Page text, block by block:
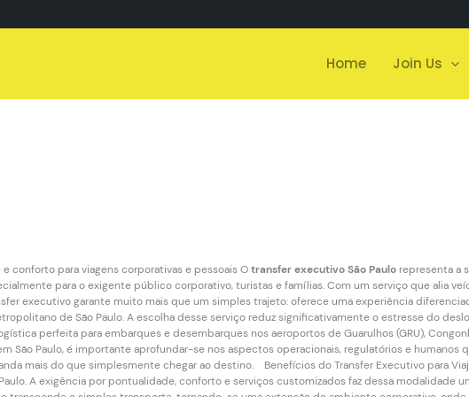
Home Join Us
conforto para viagens corporativas e pessoais Otransfer executivo São Paulo representa a
para o exigente público corporativo, turistas e famílias. Com um serviço que alia
executivo garante muito mais que um simples trajeto: oferece uma experiência
de São Paulo. A escolha desse serviço reduz significativamente o estresse do
perfeita para embarques e desembarques nos aeroportos de Guarulhos (GRU),
São Paulo, é importante aprofundar-se nos aspectos operacionais, regulatórios e humanos
mais do que simplesmente chegar ao destino. Benefícios do Transfer Executivo para
A exigência por pontualidade, conforto e serviços customizados faz dessa modalidade